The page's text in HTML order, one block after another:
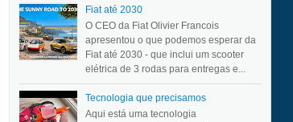
Fiat até 2030
O CEO da Fiat Olivier Francois
apresentou o que podemos esperar da
Fiat até 2030 - que inclui um scooter
elétrica de 3 rodas para entregas e...
Tecnologia que precisamos
Aqui está uma tecnologia